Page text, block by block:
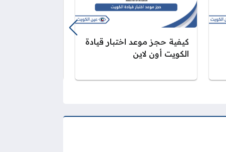
كيفية حجز موعد اختبار قيادة
الكويت أون لاين